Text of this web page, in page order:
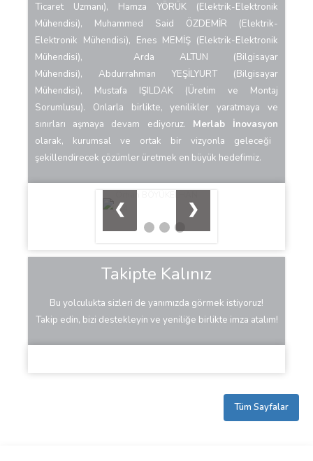
Ticaret Uzmanı), Hamza YÖRÜK (Elektrik-Elektronik
Mühendisi), Muhammed Said ÖZDEMİR (Elektrik-
Elektronik Mühendisi), Enes MEMİŞ (Elektrik-Elektronik
Mühendisi),
Arda ALTUN (Bilgisayar
Mühendisi), Abdurrahman YEŞİLYURT (Bilgisayar
Mühendisi), Mustafa IŞILDAK (Üretim ve Montaj
Sorumlusu). Onlarla birlikte, yenilikler yaratmaya ve
sınırları aşmaya devam ediyoruz. Merlab İnovasyon
olarak, kurumsal ve ortak bir vizyonla geleceği
şekillendirecek çözümler üretmek en büyük hedefimiz.
1 / 4
❮ ❯
Takipte Kalınız
Bu yolculukta sizleri de yanımızda görmek istiyoruz!
Takip edin, bizi destekleyin ve yeniliğe birlikte imza atalım!
Tüm Sayfalar